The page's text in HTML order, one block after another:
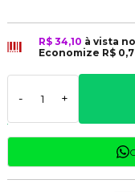
R$ 34,10 à vista
Economize R$
- +